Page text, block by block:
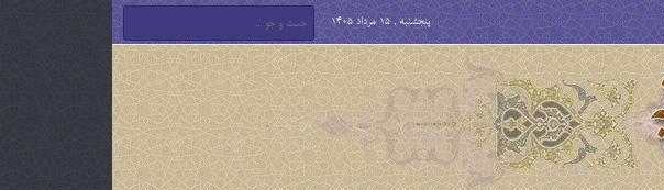
پنجشنبه , 15 مرداد 1405